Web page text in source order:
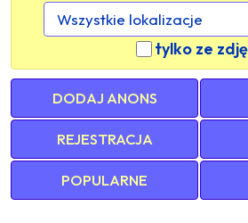
tylko ze
DODAJ ANONS
REJESTRACJA
POPULARNE